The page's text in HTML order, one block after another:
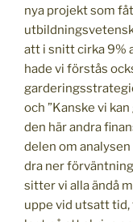
nya projekt som
att i snitt cirka 9%
hade vi förstås
och ”Kanske vi
den här andra
delen om
dra ner
sitter vi alla ändå
uppe vid utsatt